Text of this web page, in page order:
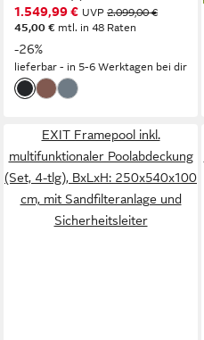
Wärmepumpe,
Sicherheitsleiter
1.549,99 € UVP 2.099,00 €
45,00 € mtl. in 48 Raten
-26%
lieferbar - in 5-6 Werktagen bei dir
EXIT Framepool inkl.
multifunktionaler Poolabdeckung
(Set, 4-tlg), BxLxH: 250x540x100
cm, mit Sandfilteranlage und
Sicherheitsleiter